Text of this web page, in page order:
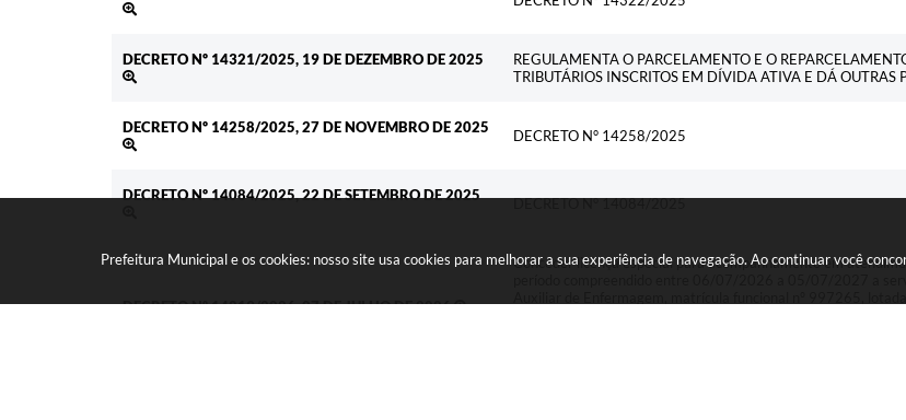
Prefeitura Municipal e os cookies: nosso site usa cookies para melhorar a sua experiência de navegação. Ao continuar você
DECRETO Nº 14321/2025, 19 DE DEZEMBRO DE 2025
REGULAMENTA O PARCELAMENTO E O
TRIBUTÁRIOS INSCRITOS EM DÍVIDA ATIVA E DÁ OUTRAS
DECRETO Nº 14258/2025, 27 DE NOVEMBRO DE 2025 DECRETO N° 14258/2025
DECRETO Nº 14084/2025, 22 DE SETEMBRO DE 2025 DECRETO N° 14084/2025
DECRETO Nº 14819/2026, 07 DE JULHO DE 2026
Conceder licença especial para acompanhamento em